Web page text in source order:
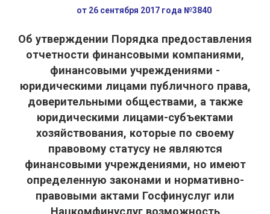
от 26 сентября 2017 года №3840
Об утверждении Порядка предоставления
отчетности финансовыми компаниями,
финансовыми учреждениями -
юридическими лицами публичного права,
доверительными обществами, а также
юридическими лицами-субъектами
хозяйствования, которые по своему
правовому статусу не являются
финансовыми учреждениями, но имеют
определенную законами и нормативно-
правовыми актами Госфинуслуг или
Нацкомфинуслуг возможность